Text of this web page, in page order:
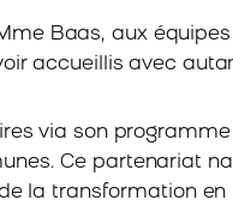
Baas, aux
accueillis avec
via son
Ce partenariat
la transformation en